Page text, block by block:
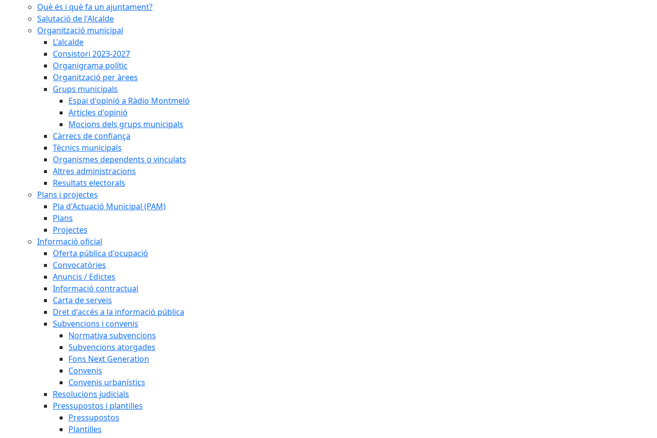
Què és i què fa un ajuntament?
Salutació de l'Alcalde
Organització municipal
L'alcalde
Consistori 2023-2027
Organigrama polític
Organització per àrees
Grups municipals
Espai d'opinió a Ràdio Montmeló
Articles d'opinió
Mocions dels grups municipals
Càrrecs de confiança
Tècnics municipals
Organismes dependents o vinculats
Altres administracions
Resultats electorals
Plans i projectes
Pla d'Actuació Municipal (PAM)
Plans
Projectes
Informació oficial
Oferta pública d'ocupació
Convocatòries
Anuncis / Edictes
Informació contractual
Carta de serveis
Dret d'accés a la informació pública
Subvencions i convenis
Normativa subvencions
Subvencions atorgades
Fons Next Generation
Convenis
Convenis urbanístics
Resolucions judicials
Pressupostos i plantilles
Pressupostos
Plantilles